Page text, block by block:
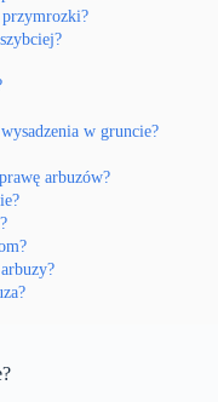
w gruncie?
arbuzów?